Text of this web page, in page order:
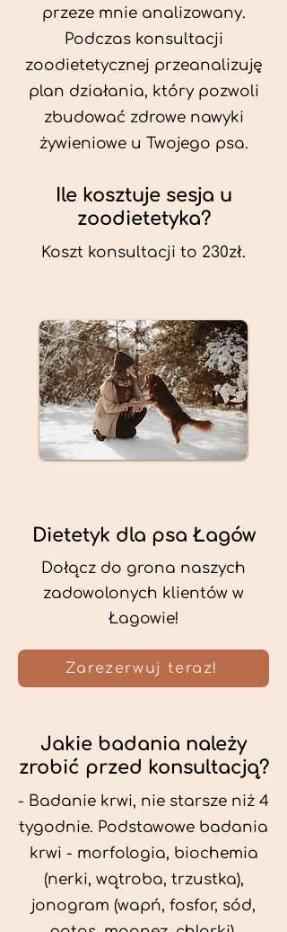
przeze mnie analizowany.
Podczas konsultacji
zoodietetycznej przeanalizuję
plan działania, który pozwoli
zbudować zdrowe nawyki
żywieniowe u Twojego psa.
Ile kosztuje sesja u
zoodietetyka?
Koszt konsultacji to 230zł.
Dietetyk dla psa Łagów
Dołącz do grona naszych
zadowolonych klientów w
Łagowie!
Zarezerwuj teraz!
Jakie badania należy
zrobić przed konsultacją?
- Badanie krwi, nie starsze niż 4
tygodnie. Podstawowe badania
krwi - morfologia, biochemia
(nerki, wątroba, trzustka),
jonogram (wapń, fosfor, sód,